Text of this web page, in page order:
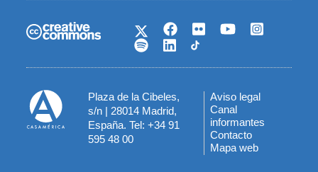
Plaza de la Cibeles,
s/n | 28014 Madrid,
España. Tel: +34 91
595 48 00
Menú
del
pie
Aviso legal
Canal
informantes
Contacto
Mapa web